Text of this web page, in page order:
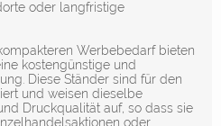
oder langfristige
Werbebedarf bieten
kostengünstige und
Diese Ständer sind für den
und weisen dieselbe
Druckqualität auf, so dass sie
oder